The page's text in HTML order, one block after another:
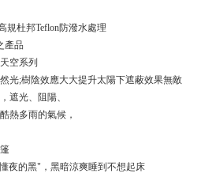
規杜邦Teflon防潑水處理
產品
空系列
光;樹陰效應大大提升太陽下遮蔽效果無敵
遮光、阻陽、
熱多雨的氣候，
夜的黑"，黑暗涼爽睡到不想起床